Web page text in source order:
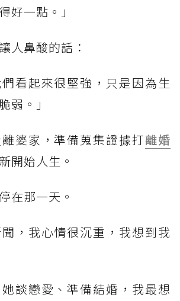
好一點。」
人鼻酸的話：
們看起來很堅強，只是因為生
弱。」
婆家，準備蒐集證據打離婚
開始人生。
在那一天。
，我心情很沉重，我想到我
談戀愛、準備結婚，我最想